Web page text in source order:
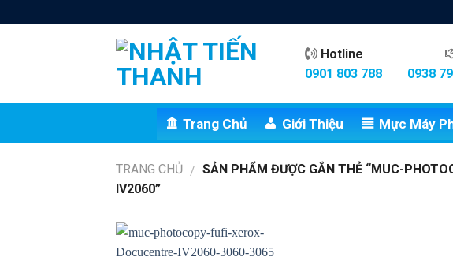
to
Hotline
0901 803 788
0938
Trang Chủ Giới Thiệu Mực Máy
TRANG CHỦ / SẢN PHẨM ĐƯỢC GẮN THẺ “MUC-
IV2060”